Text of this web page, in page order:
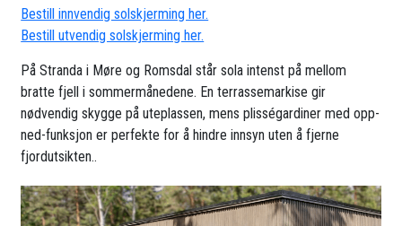
Bestill innvendig solskjerming her.
Bestill utvendig solskjerming her.
På Stranda i Møre og Romsdal står sola intenst på mellom
bratte fjell i sommermånedene. En terrassemarkise gir
nødvendig skygge på uteplassen, mens plisségardiner med opp-
ned-funksjon er perfekte for å hindre innsyn uten å fjerne
fjordutsikten..